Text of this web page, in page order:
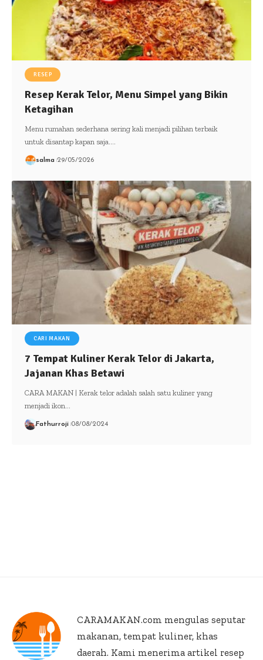
RESEP
Resep Kerak Telor, Menu Simpel yang Bikin
Ketagihan
Menu rumahan sederhana sering kali menjadi pilihan terbaik
untuk disantap kapan saja.…
salma 29/05/2026
CARI MAKAN
7 Tempat Kuliner Kerak Telor di Jakarta,
Jajanan Khas Betawi
CARA MAKAN | Kerak telor adalah salah satu kuliner yang
menjadi ikon…
Fathurroji 08/08/2024
CARAMAKAN.com mengulas seputar
makanan, tempat kuliner, khas
daerah. Kami menerima artikel resep